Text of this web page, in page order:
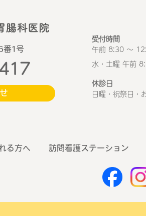
番1号
受付時間
午前 8:30 ～
水・土曜 午前
休診日
日曜・祝祭日・
る方へ 訪問看護ステーション